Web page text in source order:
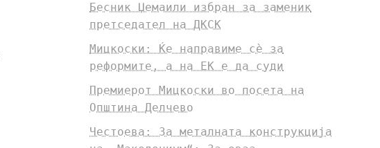
Бесник Џемаили избран за заменик
претседател на ДКСК
Мицкоски: Ќе направиме сè за
реформите, а на ЕК е да суди
Премиерот Мицкоски во посета на
Општина Делчево
Честоева: За металната конструкција